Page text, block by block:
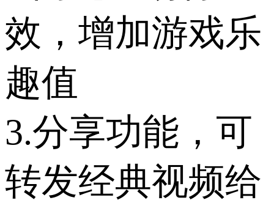
效，增加游戏乐
趣值
3.分享功能，可
转发经典视频给